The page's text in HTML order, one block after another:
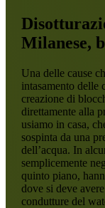
Milanese,
Una delle cause
intasamento delle
creazione di
direttamente alla
usiamo in casa,
sospinta da una
dell’acqua. In
semplicemente
quinto piano,
dove si deve
condutture del